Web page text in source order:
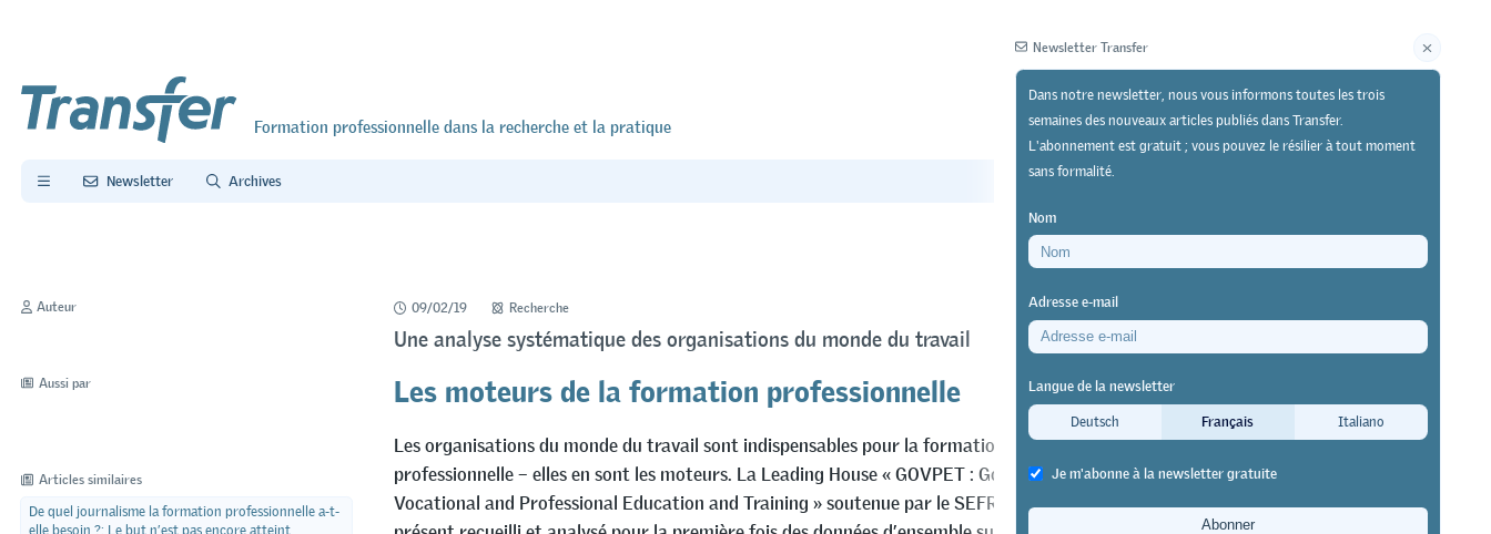
Formation professionnelle dans la recherche et la pratique Éditeur
Newsletter Archives
Auteur
Aussi par
Articles similaires
De quel journalisme la formation professionnelle a-t-
elle besoin ?: Le but n’est pas encore atteint
09/02/19 Recherche
Une analyse systématique des organisations du monde du travail
Les moteurs de la formation professionnelle
Les organisations du monde du travail sont indispensables pour la formation
professionnelle – elles en sont les moteurs. La Leading House « GOVPET : Governance in
Vocational and Professional Education and Training » soutenue par le SEFRI a à
Newsletter Transfer
Dans notre newsletter, nous vous informons toutes les trois
semaines des nouveaux articles publiés dans Transfer.
L'abonnement est gratuit ; vous pouvez le résilier à tout moment
sans formalité.
Nom
Adresse e-mail
Langue de la newsletter
Deutsch
Français Italiano
Je m'abonne à la newsletter gratuite